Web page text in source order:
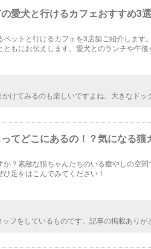
愛犬と行けるカフェおすすめ3選
ペットと行けるカフェを3店舗ご紹介します
ともにお伝えします。愛犬とのランチや午
けてみるのも楽しいですよね。大きなド
てどこにあるの！？気になる猫
か？素敵な猫ちゃんたちのいる癒やしの空
足をはこんでみてください！
フをしているものです。記事の掲載あり